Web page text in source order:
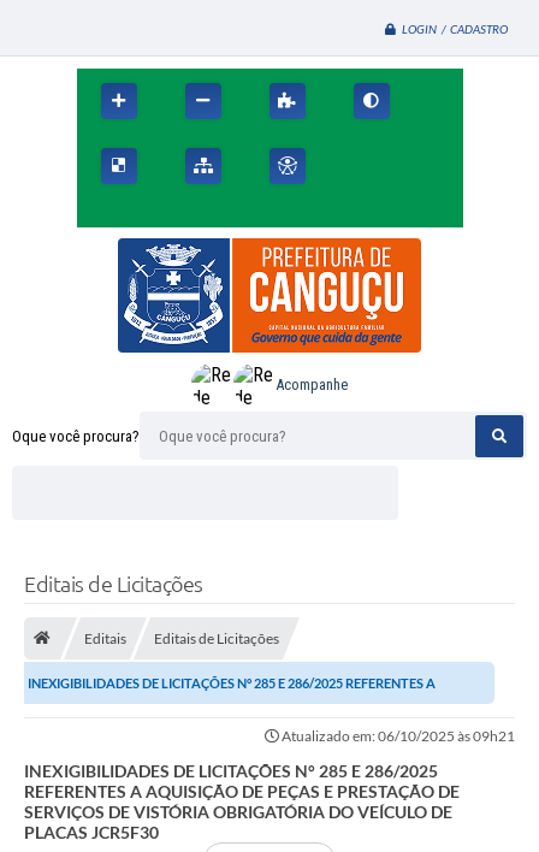
LOGIN / CADASTRO
Oque você procura?
Acompanhe
Editais de Licitações
Editais Editais de Licitações
INEXIGIBILIDADES DE LICITAÇÕES N° 285 E 286/2025 REFERENTES A
AQUISIÇÃO DE PEÇAS E PRESTAÇÃO DE SERVIÇOS DE...
Atualizado em: 06/10/2025 às 09h21
INEXIGIBILIDADES DE LICITAÇÕES N° 285 E 286/2025
REFERENTES A AQUISIÇÃO DE PEÇAS E PRESTAÇÃO DE
SERVIÇOS DE VISTÓRIA OBRIGATÓRIA DO VEÍCULO DE
PLACAS JCR5F30